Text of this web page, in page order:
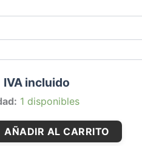
IVA incluido
1 disponibles
AÑADIR AL CARRITO